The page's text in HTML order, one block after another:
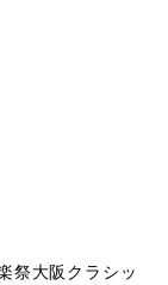
祭大阪クラシッ